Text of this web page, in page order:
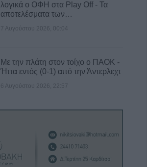
λογικά ο ΟΦΗ στα Play Off - Τα
αποτελέσματα των…
7 Αυγούστου 2026, 00:04
Με την πλάτη στον τοίχο ο ΠΑΟΚ -
Ήττα εντός (0-1) από την Άντερλεχτ
6 Αυγούστου 2026, 22:57